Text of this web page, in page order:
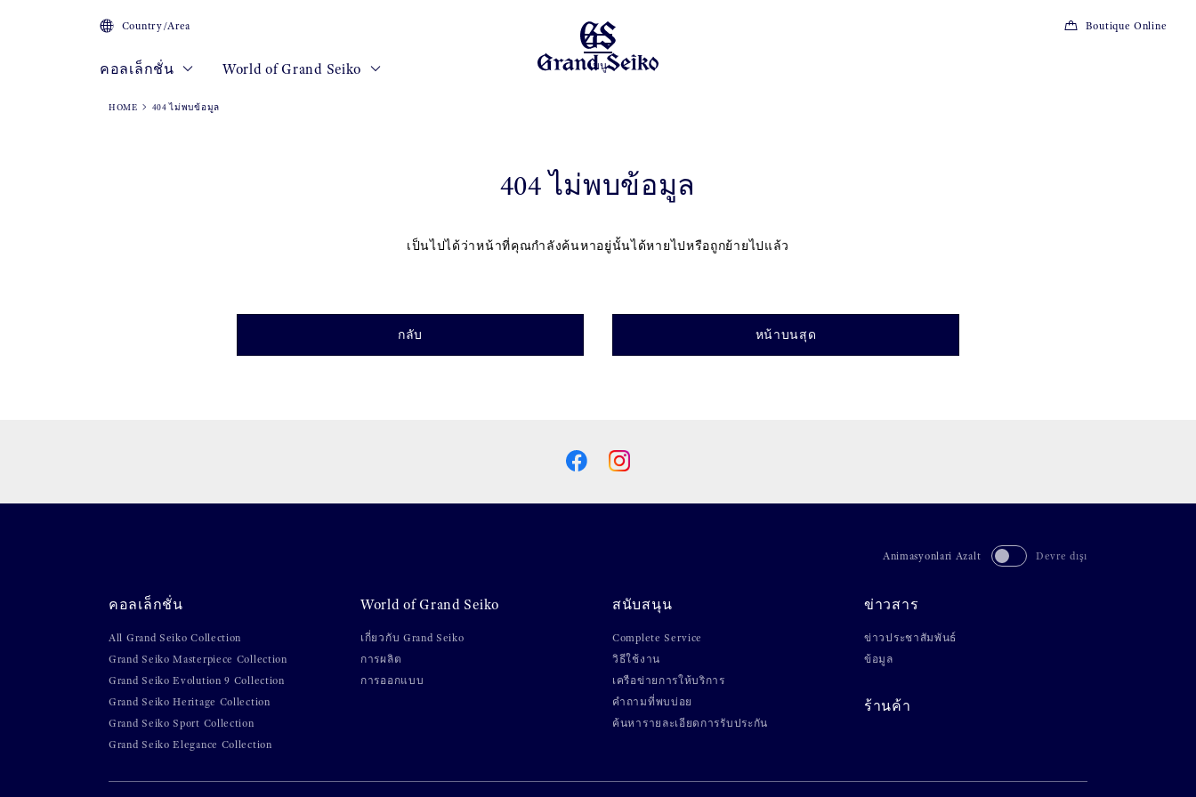
เมนู
Country/Area
คอลเล็กชั่น World of Grand Seiko
Boutique Online
404 ไม่พบข้อมูล
HOME 404 ไม่พบข้อมูล
เป็นไปได้ว่าหน้าที่คุณกำลังค้นหาอยู่นั้นได้หายไปหรือถูกย้ายไปแล้ว
กลับ หน้าบนสุด
Animasyonlari Azalt Devre dışı
คอลเล็กชั่น
All Grand Seiko Collection
Grand Seiko Masterpiece Collection
Grand Seiko Evolution 9 Collection
Grand Seiko Heritage Collection
Grand Seiko Sport Collection
Grand Seiko Elegance Collection
World of Grand Seiko
เกี่ยวกับ Grand Seiko
การผลิต
การออกแบบ
สนับสนุน
Complete Service
วิธีใช้งาน
เครือข่ายการให้บริการ
คำถามที่พบบ่อย
ค้นหารายละเอียดการรับประกัน
ข่าวสาร
ข่าวประชาสัมพันธ์
ข้อมูล
ร้านค้า